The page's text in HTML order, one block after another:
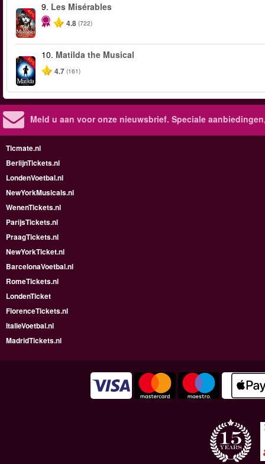
-40%
9. Les Misérables
4.8 (722)
-50%
10. Matilda the Musical
4.7 (161)
Meld u aan voor onze nieuwsbrief. Speciale
Ticmate.nl
BerlijnTickets.nl
LondenVoetbal.nl
NewYorkMusicals.nl
WenenTickets.nl
ParijsTickets.nl
PraagTickets.nl
NewYorkTicket.nl
BarcelonaVoetbal.nl
RomeTickets.nl
LondenTicket
FlorenceTickets.nl
ItalieVoetbal.nl
MadridTickets.nl